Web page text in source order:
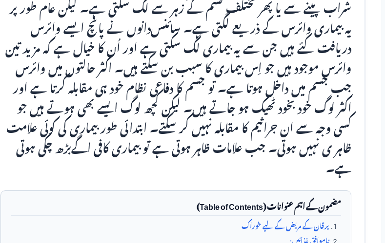
شراب پینے سے یا پھر مختلف قسم کے زہر سے لگ سکتی ہے۔‏ لیکن عام طور پر
یہ بیماری وائرس کے ذریعے لگتی ہے۔‏ سائنس‌دانوں نے پانچ ایسے وائرس
دریافت کئے ہیں جن سے یہ بیماری لگ سکتی ہے اور اُن کا خیال ہے کہ مزید تین
وائرس موجود ہیں جو اِس بیماری کا سبب بن سکتے ہیں۔‏ اکثر حالتوں میں وائرس
جب جسم میں داخل ہوتا ہے۔ تو جسم کا دفاعی نظام خود ہی مقابلہ کرتا ہے اور
اکثر لوگ خود بخود ٹھیک ہو جاتے ہیں۔ لیکن کچھ لوگ ایسے بھی ہوتے ہیں جو
کسی وجہ سے ان جراثیم کا مقابلہ نہیں کر سکتے۔ ابتدائی طور بیماری کی کوئی علامت
ظاہر ی نہیں ہوتی۔ جب علامات ظاہر ہوتی ہے تو بیماری کافی اگےبڑھ چکی ہوتی
ہے۔
مضمون کے اہم عنوانات (Table of Contents)
یرقان کے مریض کے لیے خوراک
ناموافق غذائیں: